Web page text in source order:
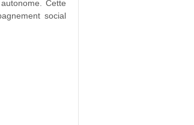
Cette
social